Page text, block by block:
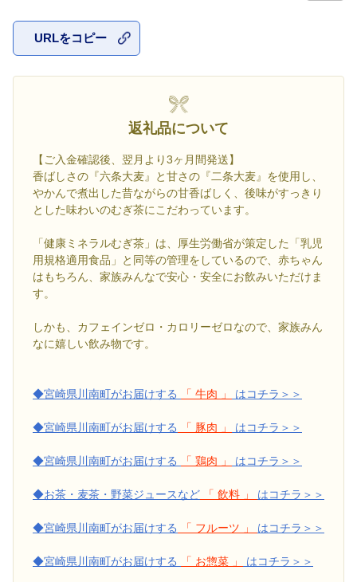
URLをコピー
返礼品について
【ご入金確認後、翌月より3ヶ月間発送】
香ばしさの『六条大麦』と甘さの『二条大麦』を使用し、
やかんで煮出した昔ながらの甘香ばしく、後味がすっきり
とした味わいのむぎ茶にこだわっています。
「健康ミネラルむぎ茶」は、厚生労働省が策定した「乳児
用規格適用食品」と同等の管理をしているので、赤ちゃん
はもちろん、家族みんなで安心・安全にお飲みいただけま
す。
しかも、カフェインゼロ・カロリーゼロなので、家族みん
なに嬉しい飲み物です。
◆宮崎県川南町がお届けする 「 牛肉 」 はコチラ＞＞
◆宮崎県川南町がお届けする 「 豚肉 」 はコチラ＞＞
◆宮崎県川南町がお届けする 「 鶏肉 」 はコチラ＞＞
◆お茶・麦茶・野菜ジュースなど 「 飲料 」 はコチラ＞＞
◆宮崎県川南町がお届けする 「 フルーツ 」 はコチラ＞＞
◆宮崎県川南町がお届けする 「 お惣菜 」 はコチラ＞＞